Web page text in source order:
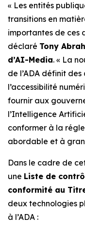
« Les entités
transitions en
importantes de ces
déclaré Tony
d’AI-Media. « La
de l’ADA définit
l’accessibilité
fournir aux
l’Intelligence
conformer à la
abordable et à
Dans le cadre de
une Liste de
conformité au
deux technologies
à l’ADA :